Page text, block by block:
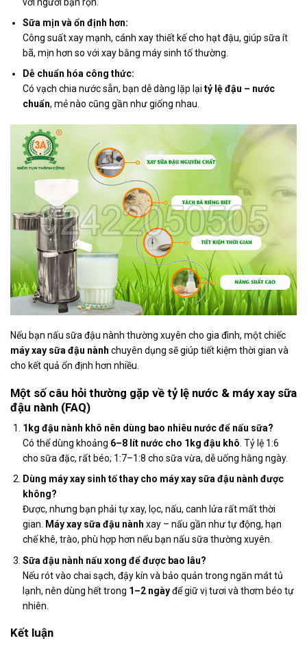
Sữa mịn và ổn định hơn:
Công suất xay mạnh, cánh xay thiết kế cho hạt đậu, giúp sữa ít
bã, mịn hơn so với xay bằng máy sinh tố thường.
Dễ chuẩn hóa công thức:
Có vạch chia nước sẵn, bạn dễ dàng lặp lạitỷ lệ đậu – nước
chuẩn, mẻ nào cũng gần như giống nhau.
Nếu bạn nấu sữa đậu nành thường xuyên cho gia đình, một chiếc
máy xay sữa đậu nành chuyên dụng sẽ giúp tiết kiệm thời gian và
cho kết quả ổn định hơn nhiều.
Một số câu hỏi thường gặp về tỷ lệ nước & máy xay sữa
đậu nành (FAQ)
1kg đậu nành khô nên dùng bao nhiêu nước để nấu sữa?
Có thể dùng khoảng 6–8 lít nước cho 1kg đậu khô . Tỷ lệ 1:6
cho sữa đặc, rất béo; 1:7–1:8 cho sữa vừa, dễ uống hằng ngày.
Dùng máy xay sinh tố thay cho máy xay sữa đậu nành được
không?
Được, nhưng bạn phải tự xay, lọc, nấu, canh lửa rất mất thời
gian. Máy xay sữa đậu nành xay – nấu gần như tự động, hạn
chế khê, trào, phù hợp hơn nếu bạn nấu sữa thường xuyên.
Sữa đậu nành nấu xong để được bao lâu?
Nếu rót vào chai sạch, đậy kín và bảo quản trong ngăn mát tủ
lạnh, nên dùng hết trong 1–2 ngàyđể giữ vị tươi và thơm béo tự
nhiên.
Kết luận